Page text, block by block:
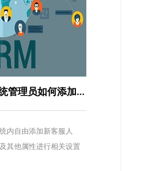
员如何添加客服账号
内自由添加新客服人
其他属性进行相关设置